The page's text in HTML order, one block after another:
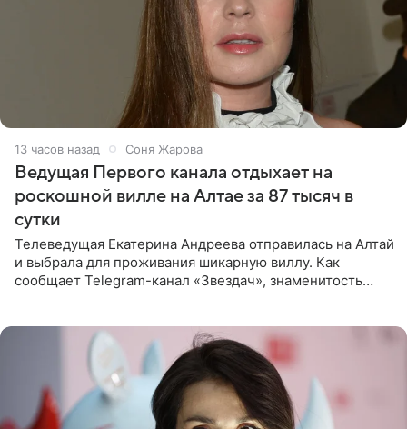
13 часов назад Соня Жарова
Ведущая Первого канала отдыхает на
роскошной вилле на Алтае за 87 тысяч в
сутки
Телеведущая Екатерина Андреева отправилась на Алтай
и выбрала для проживания шикарную виллу. Как
сообщает Telegram-канал «Звездач», знаменитость